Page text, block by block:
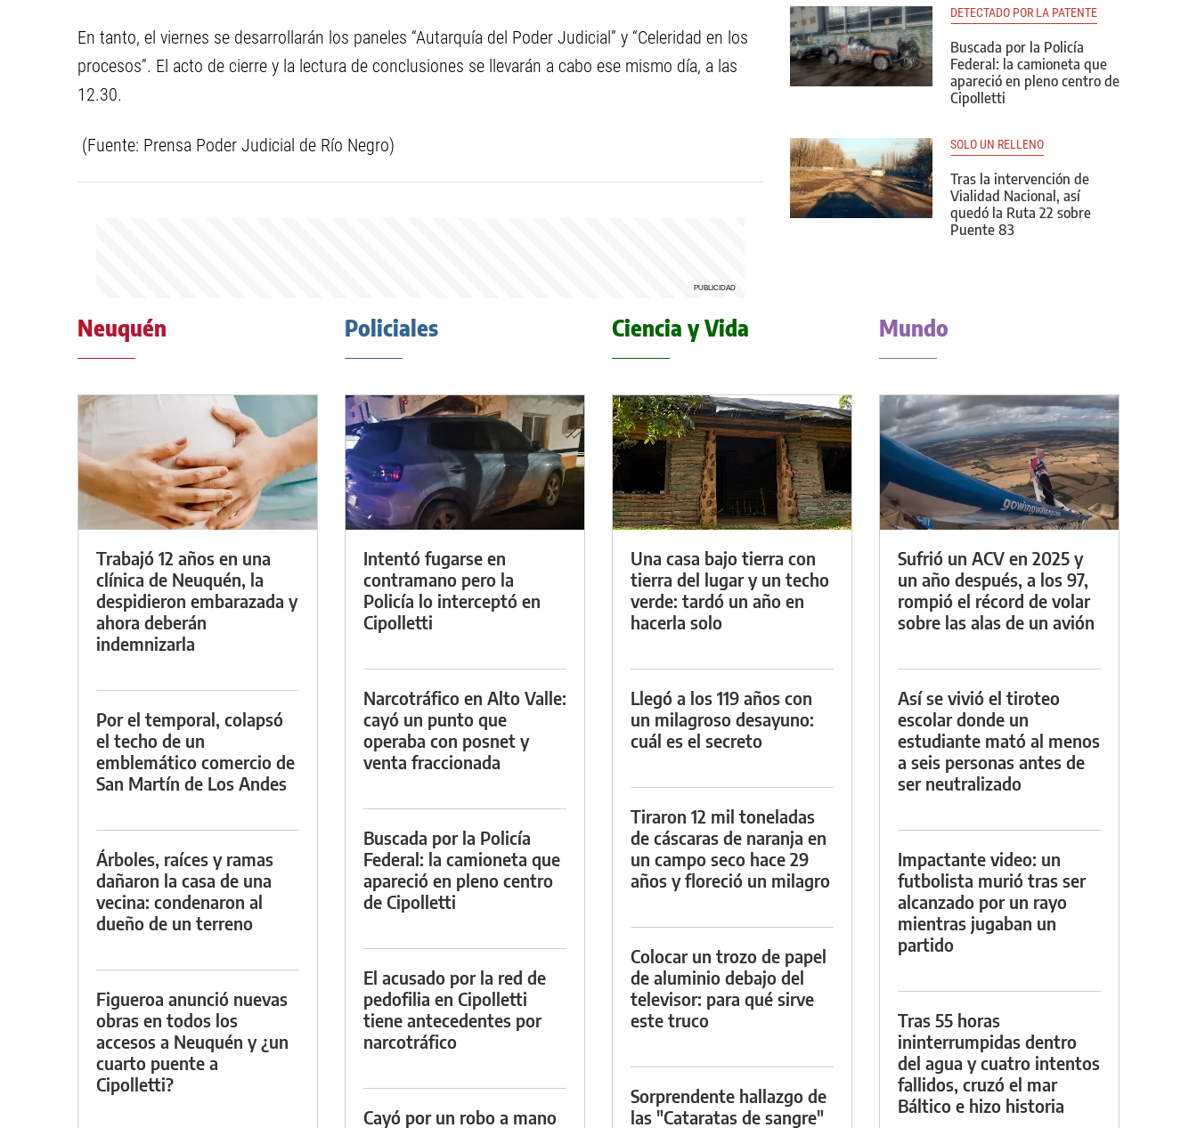
En tanto, el viernes se desarrollarán los paneles “Autarquía del Poder Judicial” y “Celeridad en los
procesos”. El acto de cierre y la lectura de conclusiones se llevarán a cabo ese mismo día, a las
12.30.
(Fuente: Prensa Poder Judicial de Río Negro)
DETECTADO POR LA PATENTE
Buscada por la Policía
Federal: la camioneta que
apareció en pleno centro de
Cipolletti
SOLO UN RELLENO
Tras la intervención de
Vialidad Nacional, así
quedó la Ruta 22 sobre
Puente 83
Neuquén
Trabajó 12 años en una
clínica de Neuquén, la
despidieron embarazada y
ahora deberán
indemnizarla
Por el temporal, colapsó
el techo de un
emblemático comercio de
San Martín de Los Andes
Árboles, raíces y ramas
dañaron la casa de una
vecina: condenaron al
dueño de un terreno
Figueroa anunció nuevas
obras en todos los
accesos a Neuquén y ¿un
cuarto puente a
Cipolletti?
Policiales
Intentó fugarse en
contramano pero la
Policía lo interceptó en
Cipolletti
Narcotráfico en Alto Valle:
cayó un punto que
operaba con posnet y
venta fraccionada
Buscada por la Policía
Federal: la camioneta que
apareció en pleno centro
de Cipolletti
El acusado por la red de
pedofilia en Cipolletti
tiene antecedentes por
narcotráfico
Cayó por un robo a mano
Ciencia y Vida
Una casa bajo tierra con
tierra del lugar y un techo
verde: tardó un año en
hacerla solo
Llegó a los 119 años con
un milagroso desayuno:
cuál es el secreto
Tiraron 12 mil toneladas
de cáscaras de naranja en
un campo seco hace 29
años y floreció un milagro
Colocar un trozo de papel
de aluminio debajo del
televisor: para qué sirve
este truco
Sorprendente hallazgo de
las "Cataratas de sangre"
Mundo
Sufrió un ACV en 2025 y
un año después, a los 97,
rompió el récord de volar
sobre las alas de un avión
Así se vivió el tiroteo
escolar donde un
estudiante mató al menos
a seis personas antes de
ser neutralizado
Impactante video: un
futbolista murió tras ser
alcanzado por un rayo
mientras jugaban un
partido
Tras 55 horas
ininterrumpidas dentro
del agua y cuatro intentos
fallidos, cruzó el mar
Báltico e hizo historia